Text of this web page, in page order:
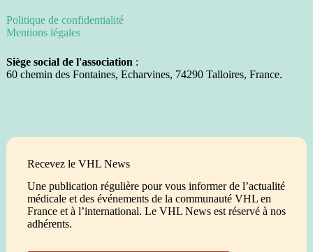
Politique de confidentialité
Mentions légales
Siège social de l'association :
60 chemin des Fontaines, Echarvines, 74290 Talloires, France.
Recevez le VHL News
Une publication régulière pour vous informer de l’actualité
médicale et des événements de la communauté VHL en
France et à l’international. Le VHL News est réservé à nos
adhérents.